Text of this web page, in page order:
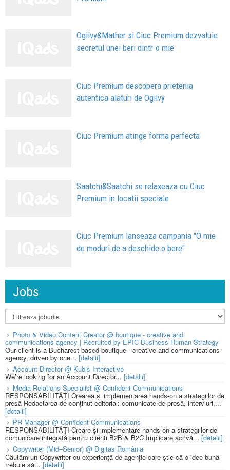
Ogilvy&Mather si Ciuc Premium dezvaluie
secretul unei beri dintr-o mie
Ciuc Premium descopera prietenia
autentica alaturi de Ogilvy
Ciuc Premium atinge forma perfecta
Saatchi&Saatchi se relaxeaza cu Ciuc
Premium in locatii speciale
Ciuc Premium lanseaza campania "O mie
de moduri de a deschide o bere"
Jobs
Photo & Video Content Creator @ boutique - creative and
communications agency | Recruited by EPIC Business Human Strategy
Our client is a Bucharest based boutique - creative and communications
agency, driven by one... [detalii]
Account Director @ Kubis Interactive
We’re looking for an Account Director... [detalii]
Media Relations Specialist @ Confident Communications
RESPONSABILITĂȚI Crearea și implementarea hands-on a strategiilor de
presă Redactarea de conținut editorial: comunicate de presă, interviuri,...
[detalii]
PR Manager @ Confident Communications
RESPONSABILITĂȚI Creare și implementare hands-on a strategiilor de
comunicare integrată pentru clienți B2B & B2C Implicare activă... [detalii]
Copywriter (Mid–Senior) @ Digitas România
Căutăm un Copywriter cu experiență de agenție care știe că o idee bună
trebuie să... [detalii]